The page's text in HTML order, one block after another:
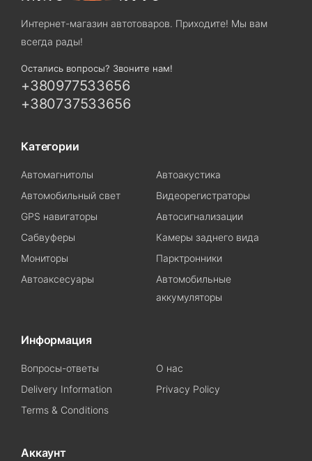
Интернет-магазин автотоваров. Приходите! Мы вам
всегда рады!
Остались вопросы? Звоните нам!
+380977533656
+380737533656
Категории
Автомагнитолы
Автоакустика
Автомобильный свет
Видеорегистраторы
GPS навигаторы
Автосигнализации
Сабвуферы
Камеры заднего вида
Мониторы
Парктронники
Автоаксесуары
Автомобильные
аккумуляторы
Информация
Вопросы-ответы
О нас
Delivery Information
Privacy Policy
Terms & Conditions
Аккаунт